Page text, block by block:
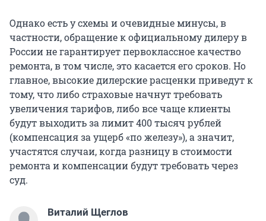
Однако есть у схемы и очевидные минусы, в
частности, обращение к официальному дилеру в
России не гарантирует первоклассное качество
ремонта, в том числе, это касается его сроков. Но
главное, высокие дилерские расценки приведут к
тому, что либо страховые начнут требовать
увеличения тарифов, либо все чаще клиенты
будут выходить за лимит 400 тысяч рублей
(компенсация за ущерб «по железу»), а значит,
участятся случаи, когда разницу в стоимости
ремонта и компенсации будут требовать через
суд.
Виталий Щеглов